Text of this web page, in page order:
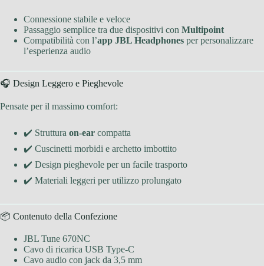
Connessione stabile e veloce
Passaggio semplice tra due dispositivi con Multipoint
Compatibilità con l’app JBL Headphones per personalizzare
l’esperienza audio
🎧 Design Leggero e Pieghevole
Pensate per il massimo comfort:
✔️ Struttura on-ear compatta
✔️ Cuscinetti morbidi e archetto imbottito
✔️ Design pieghevole per un facile trasporto
✔️ Materiali leggeri per utilizzo prolungato
📦 Contenuto della Confezione
JBL Tune 670NC
Cavo di ricarica USB Type-C
Cavo audio con jack da 3,5 mm